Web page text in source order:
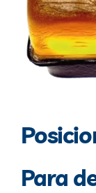
Para